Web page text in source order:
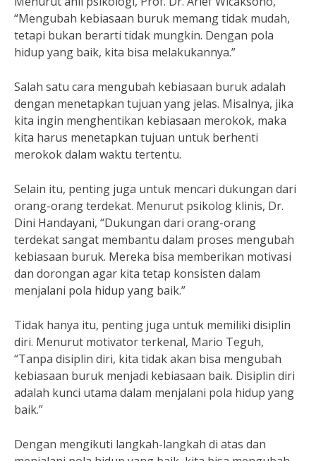
“Mengubah kebiasaan buruk memang tidak mudah,
tetapi bukan berarti tidak mungkin. Dengan pola
hidup yang baik, kita bisa melakukannya.”
Salah satu cara mengubah kebiasaan buruk adalah
dengan menetapkan tujuan yang jelas. Misalnya, jika
kita ingin menghentikan kebiasaan merokok, maka
kita harus menetapkan tujuan untuk berhenti
merokok dalam waktu tertentu.
Selain itu, penting juga untuk mencari dukungan dari
orang-orang terdekat. Menurut psikolog klinis, Dr.
Dini Handayani, “Dukungan dari orang-orang
terdekat sangat membantu dalam proses mengubah
kebiasaan buruk. Mereka bisa memberikan motivasi
dan dorongan agar kita tetap konsisten dalam
menjalani pola hidup yang baik.”
Tidak hanya itu, penting juga untuk memiliki disiplin
diri. Menurut motivator terkenal, Mario Teguh,
“Tanpa disiplin diri, kita tidak akan bisa mengubah
kebiasaan buruk menjadi kebiasaan baik. Disiplin diri
adalah kunci utama dalam menjalani pola hidup yang
baik.”
Dengan mengikuti langkah-langkah di atas dan